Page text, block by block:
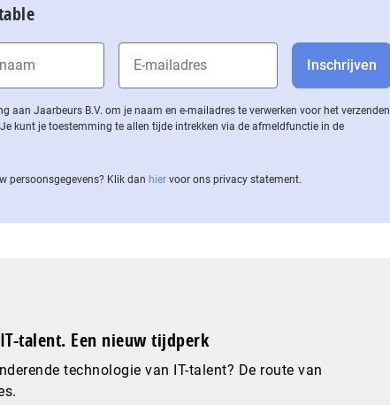
aan Jaarbeurs B.V. om je naam en e-mailadres te verwerken voor het verzenden
kunt je toestemming te allen tijde intrekken via de af­meld­func­tie in de
per­soons­ge­ge­vens? Klik dan hier voor ons privacy statement.
talent. Een nieuw tijdperk
technologie van IT-talent? De route van